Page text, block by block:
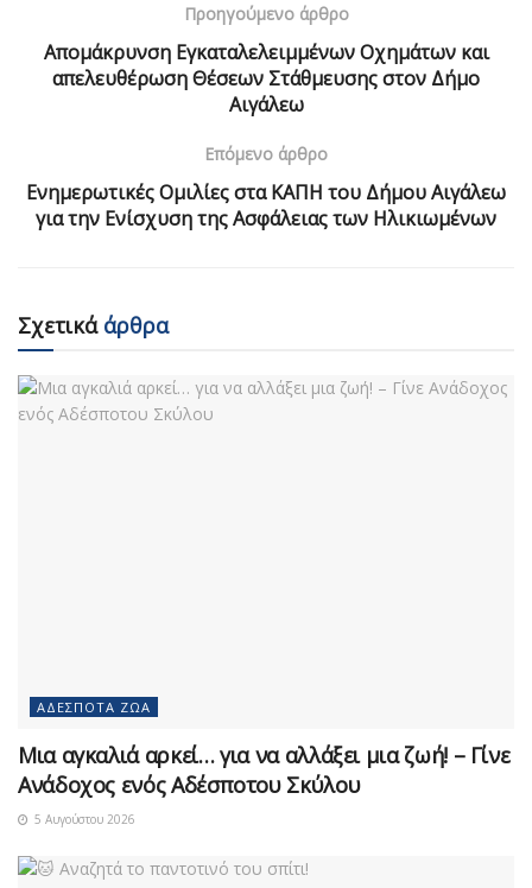
Προηγούμενο άρθρο
Απομάκρυνση Εγκαταλελειμμένων Οχημάτων και
απελευθέρωση Θέσεων Στάθμευσης στον Δήμο
Αιγάλεω
Επόμενο άρθρο
Ενημερωτικές Ομιλίες στα ΚΑΠΗ του Δήμου Αιγάλεω
για την Ενίσχυση της Ασφάλειας των Ηλικιωμένων
Σχετικάάρθρα
ΑΔΈΣΠΟΤΑ ΖΏΑ
Μια αγκαλιά αρκεί… για να αλλάξει μια ζωή! – Γίνε
Ανάδοχος ενός Αδέσποτου Σκύλου
5 Αυγούστου 2026